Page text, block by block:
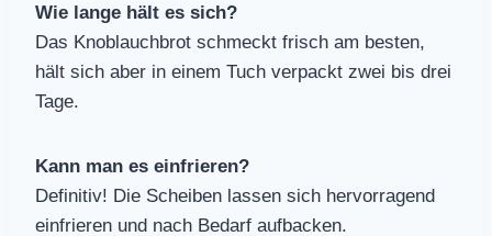
Wie lange hält es sich?
Das Knoblauchbrot schmeckt frisch am besten,
hält sich aber in einem Tuch verpackt zwei bis drei
Tage.
Kann man es einfrieren?
Definitiv! Die Scheiben lassen sich hervorragend
einfrieren und nach Bedarf aufbacken.